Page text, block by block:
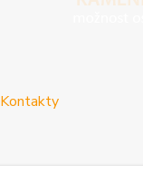
Kontakty